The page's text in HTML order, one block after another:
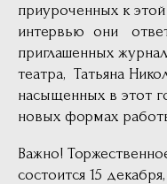
приуроченных к
интервью они
приглашенных
театра, Татьяна
насыщенных в этот
новых формах
Важно!
состоится 15